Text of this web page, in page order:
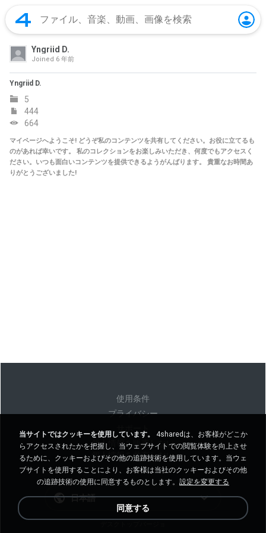
Yngriid D.
Joined 6 年前
Yngriid D.
5
444
664
マイページへようこそ! どうぞ私のコンテンツを共有してください。お役に立てるも
のがあれば幸いです。 私のコレクションをお楽しみいただき、何度でもアクセスく
ださい。いつも面白いコンテンツを提供できるようがんばります。 貴重なお時間あ
りがとうございました!
使用条件
プライバシー
個人情報を販売しない
個人情報を共有しない
日本語
当サイトではクッキーを使用しています。
4sharedは、お客様がどこか
らアクセスされたかを把握し、当ウェブサイトでの閲覧体験を向上させ
るために、クッキーおよびその他の追跡技術を使用しています。当ウェ
ブサイトを使用することにより、お客様は当社のクッキーおよびその他
の追跡技術の使用に同意するものとします。 設定を変更する
同意する